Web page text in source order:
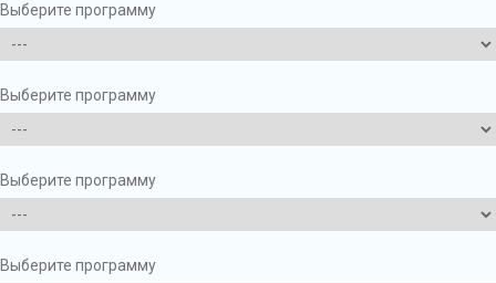
Выберите программу
Выберите программу
Выберите программу
Выберите программу